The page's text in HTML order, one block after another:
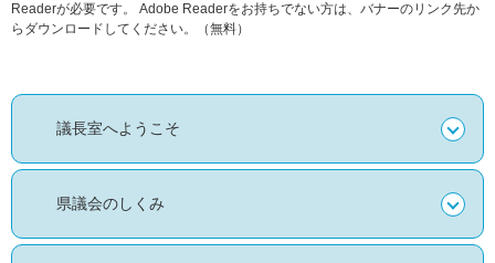
Readerが必要です。
Adobe Readerをお持ちでない方は、バナーのリンク先か
らダウンロードしてください。（無料）
議長室へようこそ
県議会のしくみ